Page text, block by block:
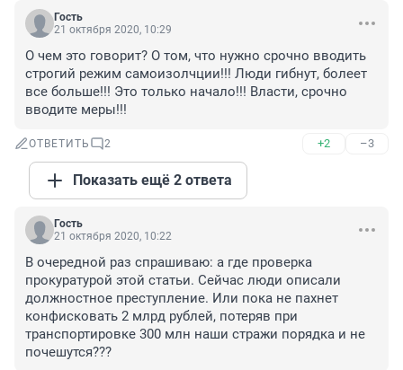
Гость
21 октября 2020, 10:29
О чем это говорит? О том, что нужно срочно вводить
строгий режим самоизолчции!!! Люди гибнут, болеет
все больше!!! Это только начало!!! Власти, срочно
вводите меры!!!
ОТВЕТИТЬ 2 +2 –3
Показать ещё 2 ответа
Гость
21 октября 2020, 10:22
В очередной раз спрашиваю: а где проверка
прокуратурой этой статьи. Сейчас люди описали
должностное преступление. Или пока не пахнет
конфисковать 2 млрд рублей, потеряв при
транспортировке 300 млн наши стражи порядка и не
почешутся???